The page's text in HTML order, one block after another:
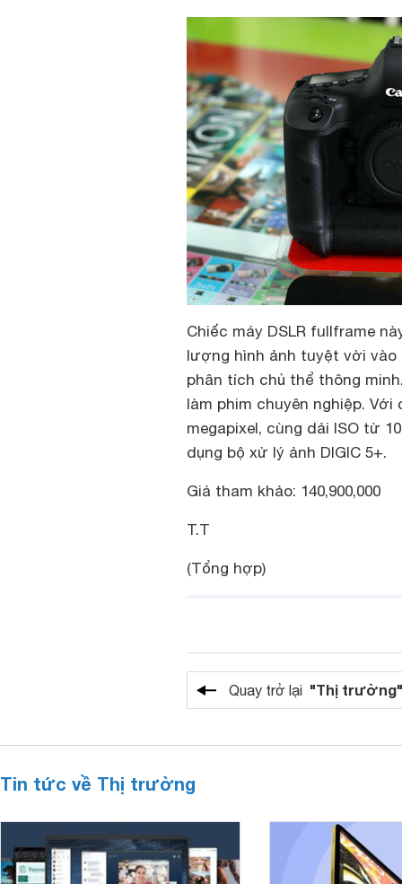
Chiếc máy DSLR fullframe
lượng hình ảnh tuyệt vời vào
phân tích chủ thể thông
làm phim chuyên nghiệp. Với
megapixel, cùng dải ISO từ
dụng bộ xử lý ảnh DIGIC 5+.
Giá tham khảo: 140,900,000
T.T
(Tổng hợp)
Quay trở lại "Thị trường"
Tin tức về Thị trường